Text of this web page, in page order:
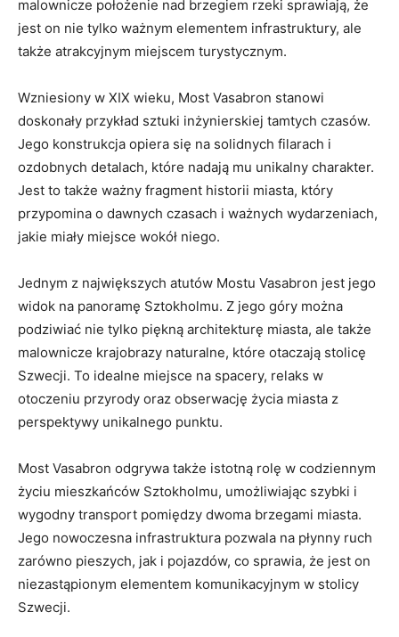
malownicze położenie ⁤nad brzegiem rzeki sprawiają, że
jest on ‌nie tylko ważnym elementem infrastruktury, ale
także atrakcyjnym miejscem turystycznym.
Wzniesiony w XIX wieku, Most Vasabron stanowi
doskonały‍ przykład sztuki⁤ inżynierskiej tamtych czasów.
Jego konstrukcja opiera się na solidnych filarach ‍i
ozdobnych detalach, które nadają mu unikalny charakter.
Jest to także ważny fragment historii miasta, który
przypomina o dawnych czasach i ⁢ważnych wydarzeniach,
⁣jakie‌ miały miejsce wokół‍ niego.
Jednym z największych atutów Mostu⁣ Vasabron jest jego
widok na panoramę Sztokholmu. Z jego‌ góry można
podziwiać nie tylko ⁢piękną architekturę miasta, ale także⁢
malownicze krajobrazy naturalne, które otaczają stolicę
Szwecji. To ​idealne miejsce na spacery, relaks w
otoczeniu przyrody oraz obserwację życia miasta z
‌perspektywy unikalnego punktu.
Most ‍Vasabron odgrywa także istotną​ rolę w ​codziennym
życiu mieszkańców Sztokholmu, umożliwiając ⁣szybki ​i
⁣wygodny transport pomiędzy dwoma brzegami miasta.
Jego nowoczesna ⁢infrastruktura pozwala na płynny⁤ ruch
zarówno pieszych, jak i pojazdów,​ co ⁢sprawia, ⁣że jest on
‍niezastąpionym elementem komunikacyjnym w stolicy
Szwecji.